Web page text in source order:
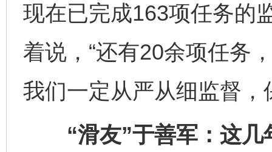
现在已完成163项任务的
着说，“还有20余项任务
我们一定从严从细监督，
“滑友”于善军：这几